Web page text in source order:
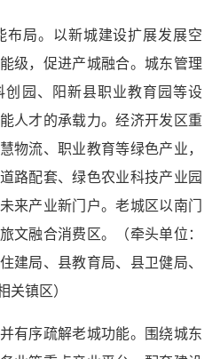
布局。以新城建设扩展发展空
级，促进产城融合。城东管理
创园、阳新县职业教育园等设
人才的承载力。经济开发区重
物流、职业教育等绿色产业，
路配套、绿色农业科技产业园
来产业新门户。老城区以南门
文融合消费区。（牵头单位：
建局、县教育局、县卫健局、
关镇区）
有序疏解老城功能。围绕城东